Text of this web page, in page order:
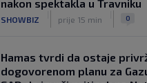
Modrić bi mogao dobiti
ulogu u Milanu: Gazzetta
nakon spektakla u Travniku
SHOWBIZ prije 15 min 0
Hamas tvrdi da ostaje
dogovorenom planu za